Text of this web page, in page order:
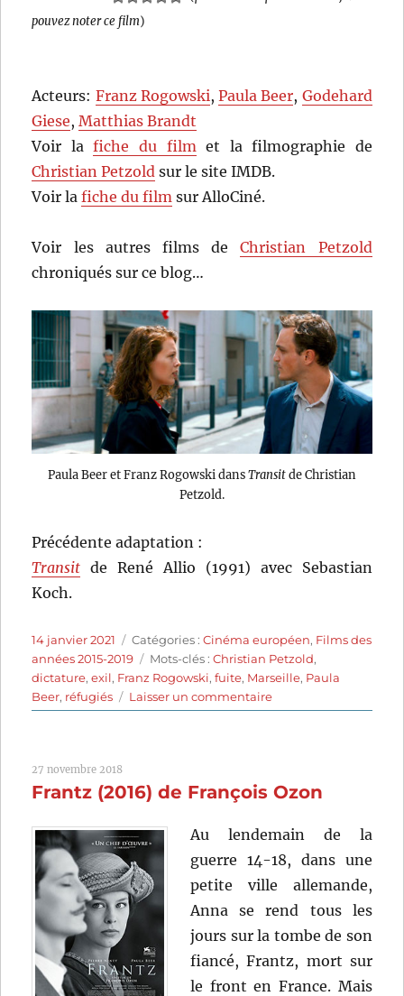
pouvez noter ce film)
Acteurs: Franz Rogowski,Paula Beer, Godehard
Giese,Matthias Brandt
Voir lafiche du filmet la filmographie de
Christian Petzold sur le site IMDB.
Voir lafiche du film sur AlloCiné.
Voir les autres films deChristian Petzold
chroniqués sur ce blog…
Paula Beer et Franz Rogowski dansTransitde Christian
Petzold.
Précédente adaptation :
Transit de René Allio (1991) avec Sebastian
Koch.
Publié
le
14 janvier 2021 Catégories
Catégories :Cinéma européen, Films des
années 2015-2019
Étiquettes
Mots-clés :Christian Petzold,
dictature,exil, Franz Rogowski,fuite, Marseille, Paula
Beer, réfugiés Laisser un commentairesur
Transit
Petzold
27 novembre 2018
Frantz (2016) de François Ozon
Au lendemain de la
guerre 14-18, dans une
petite ville allemande,
Anna se rend tous les
jours sur la tombe de son
fiancé, Frantz, mort sur
le front en France. Mais